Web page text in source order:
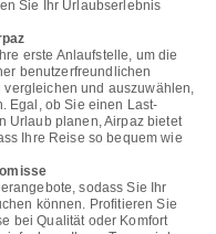
Sie Ihr Urlaubserlebnis
erste Anlaufstelle, um die
benutzerfreundlichen
vergleichen und auszuwählen,
Egal, ob Sie einen Last-
Urlaub planen, Airpaz bietet
Ihre Reise so bequem wie
sodass Sie Ihr
können. Profitieren Sie
bei Qualität oder Komfort